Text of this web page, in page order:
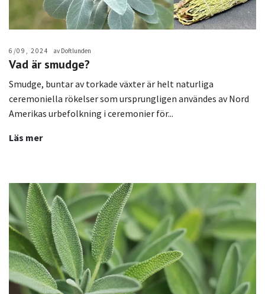
6/09, 2024 av Doftlunden
Vad är smudge?
Smudge, buntar av torkade växter är helt naturliga
ceremoniella rökelser som ursprungligen användes av Nord
Amerikas urbefolkning i ceremonier för...
Läs mer